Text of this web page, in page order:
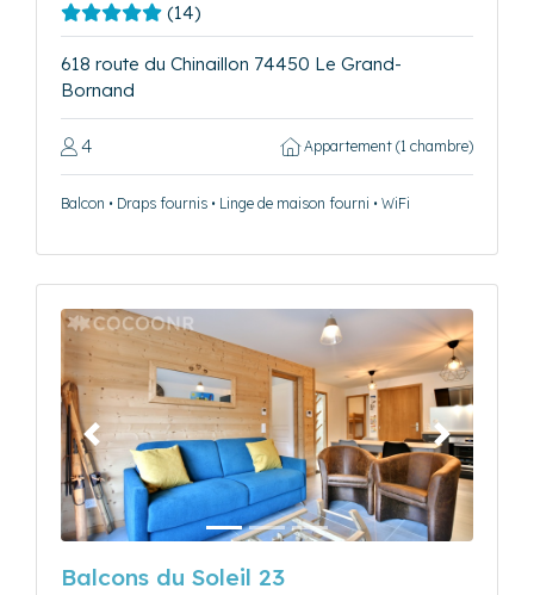
(14)
618 route du Chinaillon 74450 Le Grand-
Bornand
4 Appartement (1 chambre)
Balcon • Draps fournis • Linge de maison fourni • WiFi
Précédent Suivant
Balcons du Soleil 23